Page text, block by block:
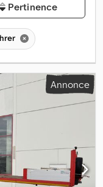
Pertinence
Annonce